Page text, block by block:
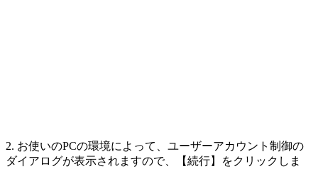
2. お使いのPCの環境によって、ユーザーアカウント制御の
ダイアログが表示されますので、【続行】をクリックしま